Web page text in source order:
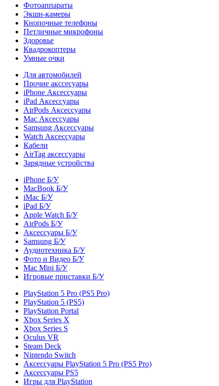
Фотоаппараты
Экшн-камеры
Кнопочные телефоны
Петличные микрофоны
Здоровье
Квадрокоптеры
Умные очки
Для автомобилей
Прочие акссесуары
iPhone Аксессуары
iPad Аксессуары
AirPods Аксессуары
Mac Аксессуары
Samsung Аксессуары
Watch Аксессуары
Кабели
AirTag аксессуары
Зарядные устройства
iPhone Б/У
MacBook Б/У
iMac Б/У
iPad Б/У
Apple Watch Б/У
AirPods Б/У
Аксессуары Б/У
Samsung Б/У
Аудиотехника Б/У
Фото и Видео Б/У
Mac Mini Б/У
Игровые приставки Б/У
PlayStation 5 Pro (PS5 Pro)
PlayStation 5 (PS5)
PlayStation Portal
Xbox Series X
Xbox Series S
Oculus VR
Steam Deck
Nintendo Switch
Аксессуары PlayStation 5 Pro (PS5 Pro)
Аксессуары PS5
Игры для PlayStation